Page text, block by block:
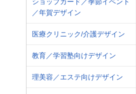
／年賀デザイン
医療クリニック/介護デザイン
教育／学習塾向けデザイン
理美容／エステ向けデザイン